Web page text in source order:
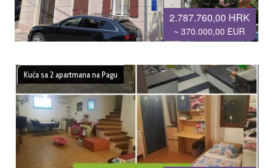
2.787.760,00 HRK
~ 370.000,00 EUR
Kuća sa 2 apartmana na Pagu